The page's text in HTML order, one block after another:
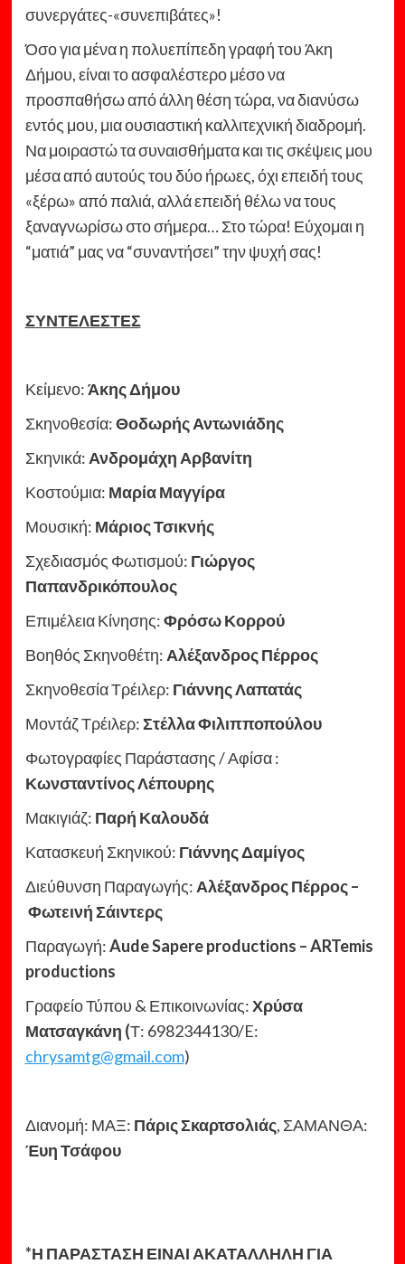
συνεργάτες-«συνεπιβάτες»!
Όσο για μένα η πολυεπίπεδη γραφή του Άκη
Δήμου, είναι το ασφαλέστερο μέσο να
προσπαθήσω από άλλη θέση τώρα, να διανύσω
εντός μου, μια ουσιαστική καλλιτεχνική διαδρομή.
Να μοιραστώ τα συναισθήματα και τις σκέψεις μου
μέσα από αυτούς του δύο ήρωες, όχι επειδή τους
«ξέρω» από παλιά, αλλά επειδή θέλω να τους
ξαναγνωρίσω στο σήμερα… Στο τώρα! Εύχομαι η
“ματιά” μας να “συναντήσει” την ψυχή σας!
ΣΥΝΤΕΛΕΣΤΕΣ
Κείμενο:Άκης Δήμου
Σκηνοθεσία:Θοδωρής Αντωνιάδης
Σκηνικά: Ανδρομάχη Αρβανίτη
Κοστούμια: Μαρία Μαγγίρα
Μουσική: Μάριος Τσικνής
Σχεδιασμός Φωτισμού: Γιώργος
Παπανδρικόπουλος
Επιμέλεια Κίνησης:Φρόσω Κορρού
Βοηθός Σκηνοθέτη: Αλέξανδρος Πέρρος
Σκηνοθεσία Τρέιλερ: Γιάννης Λαπατάς
Μοντάζ Τρέιλερ:Στέλλα Φιλιπποπούλου
Φωτογραφίες Παράστασης / Αφίσα :
Κωνσταντίνος Λέπουρης
Μακιγιάζ: Παρή Καλουδά
Κατασκευή Σκηνικού: Γιάννης Δαμίγος
Διεύθυνση Παραγωγής: Αλέξανδρος Πέρρος –
Φωτεινή Σάιντερς
Παραγωγή:Aude Sapere productions – ARTemis
productions
Γραφείο Τύπου & Επικοινωνίας:Χρύσα
Ματσαγκάνη (Τ: 6982344130/E:
chrysamtg@gmail.com)
Διανομή: ΜΑΞ: Πάρις Σκαρτσολιάς, ΣΑΜΑΝΘΑ:
Έυη Τσάφου
*Η ΠΑΡΑΣΤΑΣΗ ΕΙΝΑΙ ΑΚΑΤΑΛΛΗΛΗ ΓΙΑ